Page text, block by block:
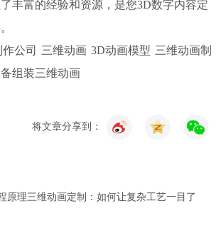
丰富的经验和资源，是您3D数字内容定
公司 三维动画 3D动画模型 三维动画制
组装三维动画
将文章分享到：
原理三维动画定制：如何让复杂工艺一目了